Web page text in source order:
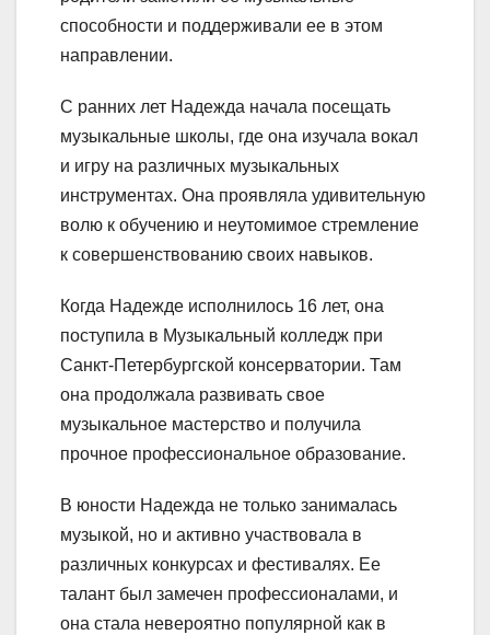
способности и поддерживали ее в этом
направлении.
С ранних лет Надежда начала посещать
музыкальные школы, где она изучала вокал
и игру на различных музыкальных
инструментах. Она проявляла удивительную
волю к обучению и неутомимое стремление
к совершенствованию своих навыков.
Когда Надежде исполнилось 16 лет, она
поступила в Музыкальный колледж при
Санкт-Петербургской консерватории. Там
она продолжала развивать свое
музыкальное мастерство и получила
прочное профессиональное образование.
В юности Надежда не только занималась
музыкой, но и активно участвовала в
различных конкурсах и фестивалях. Ее
талант был замечен профессионалами, и
она стала невероятно популярной как в